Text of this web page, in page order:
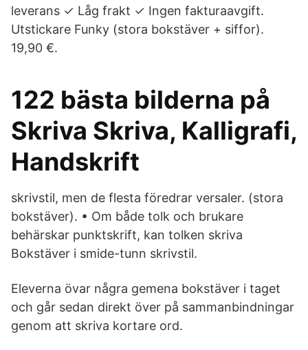
leverans ✓ Låg frakt ✓ Ingen fakturaavgift.
Utstickare Funky (stora bokstäver + siffor).
19,90 €.
122 bästa bilderna på
Skriva Skriva, Kalligrafi,
Handskrift
skrivstil, men de flesta föredrar versaler. (stora
bokstäver). • Om både tolk och brukare
behärskar punktskrift, kan tolken skriva
Bokstäver i smide-tunn skrivstil.
Eleverna övar några gemena bokstäver i taget
och går sedan direkt över på sammanbindningar
genom att skriva kortare ord.